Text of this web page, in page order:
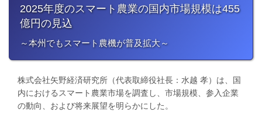
2025年度のスマート農業の国内市場規模は455
億円の見込
～本州でもスマート農機が普及拡大～
株式会社矢野経済研究所（代表取締役社長：水越 孝）は、国
内におけるスマート農業市場を調査し、市場規模、参入企業
の動向、および将来展望を明らかにした。